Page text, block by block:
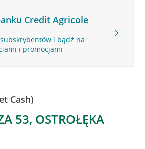
Credit Agricole
i bądź na
i promocjami
Cash)
53, OSTROŁĘKA